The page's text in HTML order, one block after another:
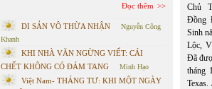
Đọc thêm
DI SẢN VÔ THỪA NHẬN
Nguyễn Công
Khanh
KHI NHÀ VĂN NGỪNG VIẾT: CÁI
CHẾT KHÔNG CÓ ĐÁM TANG
Minh Hạo
Việt Nam- THÁNG TƯ: KHI MỘT NGÀY
Chủ
Đồng
Sinh
Lộc,
Đã
tháng